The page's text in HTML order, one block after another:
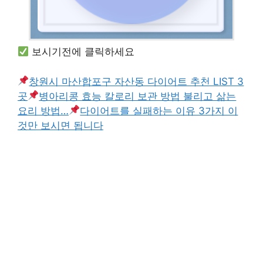
보시기전에 클릭하세요
창원시 마산합포구 자산동 다이어트 추천 LIST 3
곳
병아리콩 효능 칼로리 보관 방법 불리고 삶는
요리 방법…
다이어트를 실패하는 이유 3가지 이
것만 보시면 됩니다